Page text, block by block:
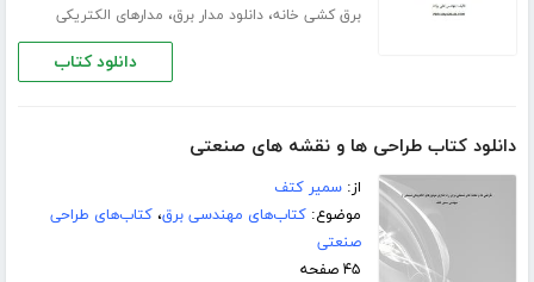
برق کشی خانه،دانلود مدار برق، مدارهای الکتریکی
دانلود کتاب
دانلود کتاب طراحی ها و نقشه های صنعتی
از:سمیر کتف
موضوع:کتاب‌های مهندسی برق،کتاب‌های طراحی
صنعتی
۴۵ صفحه